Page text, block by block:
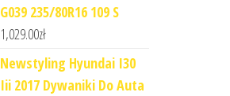
G039 235/80R16 109 S
1,029.00zł
Newstyling Hyundai I30
Iii 2017 Dywaniki Do Auta